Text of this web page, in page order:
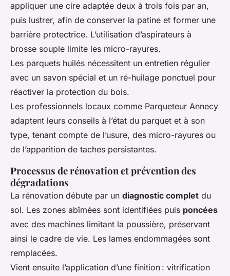
appliquer une cire adaptée deux à trois fois par an,
puis lustrer, afin de conserver la patine et former une
barrière protectrice. L’utilisation d’aspirateurs à
brosse souple limite les micro-rayures.
Les parquets huilés nécessitent un entretien régulier
avec un savon spécial et un ré-huilage ponctuel pour
réactiver la protection du bois.
Les professionnels locaux comme Parqueteur Annecy
adaptent leurs conseils à l’état du parquet et à son
type, tenant compte de l’usure, des micro-rayures ou
de l’apparition de taches persistantes.
Processus de rénovation et prévention des
dégradations
La rénovation débute par un diagnostic complet du
sol. Les zones abîmées sont identifiées puis poncées
avec des machines limitant la poussière, préservant
ainsi le cadre de vie. Les lames endommagées sont
remplacées.
Vient ensuite l’application d’une finition : vitrification